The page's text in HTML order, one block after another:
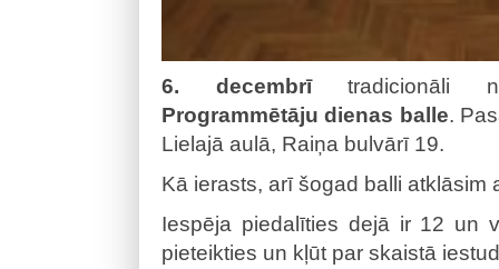
6. decembrītradicionāli
Programmētāju dienas balle.
Lielajā aulā, Raiņa bulvārī 19.
Kā ierasts, arī šogad balli
Iespēja piedalīties dejā ir 12 un
pieteikties un kļūt par skaistā